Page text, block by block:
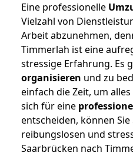
Eine professionelle
Vielzahl von
Arbeit abzunehmen,
Timmerlah ist eine
stressige Erfahrung. Es
organisieren und zu
einfach die Zeit, um
sich für eine
entscheiden, können
reibungslosen und
Saarbrücken nach